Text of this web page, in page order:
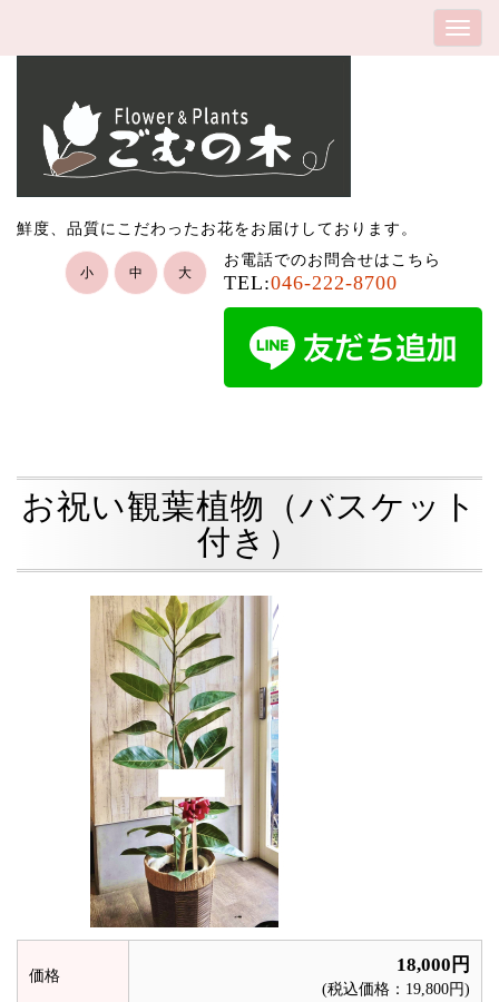
鮮度、品質にこだわったお花をお届けしております。
お電話でのお問合せはこちら
TEL:046-222-8700
小 中 大
お祝い観葉植物（バスケット
付き）
価格
18,000円
(税込価格：19,800円)